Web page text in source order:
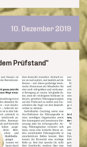
10. Dezember 2019
Prüfstand“